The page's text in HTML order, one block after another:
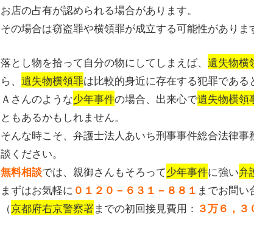
お店の占有が認められる場合があります。
その場合は窃盗罪や横領罪が成立する可能性がありま
落とし物を拾って自分の物にしてしまえば、 遺失物横
ら、 遺失物横領罪は比較的身近に存在する犯罪である
Ａさんのような少年事件の場合、出来心で遺失物横領
ともあるかもしれません。
そんな時こそ、弁護士法人あいち刑事事件総合法律事
談ください。
無料相談では、親御さんもそろって少年事件に強い弁
まずはお気軽に ０１２０－６３１－８８１ までお問い
（京都府右京警察署までの初回接見費用： ３万６，３